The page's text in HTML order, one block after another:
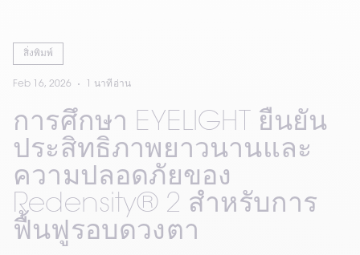
สิ่งพิมพ์
Feb 16, 2026 1 นาทีอ่าน
การศึกษา EYELIGHT ยืนยัน
ประสิทธิภาพยาวนานและ
ความปลอดภัยของ
Redensity® 2 สำหรับการ
ฟื้นฟูรอบดวงตา